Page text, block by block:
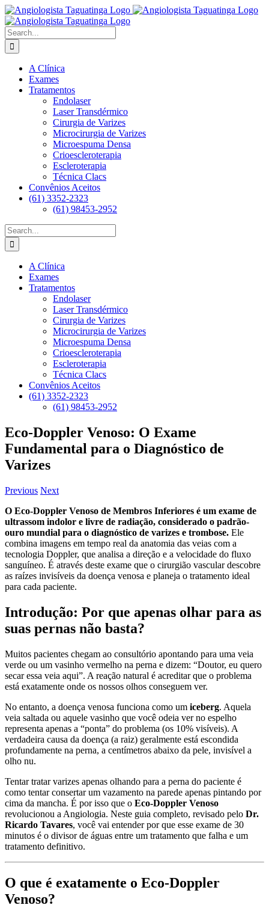
Skip
to
content
Search
for:
A Clínica
Exames
Tratamentos
Endolaser
Laser Transdérmico
Cirurgia de Varizes
Microcirurgia de Varizes
Microespuma Densa
Crioescleroterapia
Escleroterapia
Técnica Clacs
Convênios Aceitos
(61) 3352-2323
(61) 98453-2952
Search
for:
A Clínica
Exames
Tratamentos
Endolaser
Laser Transdérmico
Cirurgia de Varizes
Microcirurgia de Varizes
Microespuma Densa
Crioescleroterapia
Escleroterapia
Técnica Clacs
Convênios Aceitos
(61) 3352-2323
(61) 98453-2952
Eco-Doppler Venoso: O Exame
Fundamental para o Diagnóstico de
Varizes
Previous Next
O Eco-Doppler Venoso de Membros Inferiores é um exame de
ultrassom indolor e livre de radiação, considerado o padrão-
ouro mundial para o diagnóstico de varizes e trombose. Ele
combina imagens em tempo real da anatomia das veias com a
tecnologia Doppler, que analisa a direção e a velocidade do fluxo
sanguíneo. É através deste exame que o cirurgião vascular descobre
as raízes invisíveis da doença venosa e planeja o tratamento ideal
para cada paciente.
Introdução: Por que apenas olhar para as
suas pernas não basta?
Muitos pacientes chegam ao consultório apontando para uma veia
verde ou um vasinho vermelho na perna e dizem: “Doutor, eu quero
secar essa veia aqui”. A reação natural é acreditar que o problema
está exatamente onde os nossos olhos conseguem ver.
No entanto, a doença venosa funciona como um iceberg. Aquela
veia saltada ou aquele vasinho que você odeia ver no espelho
representa apenas a “ponta” do problema (os 10% visíveis). A
verdadeira causa da doença (a raiz) geralmente está escondida
profundamente na perna, a centímetros abaixo da pele, invisível a
olho nu.
Tentar tratar varizes apenas olhando para a perna do paciente é
como tentar consertar um vazamento na parede apenas pintando por
cima da mancha. É por isso que o Eco-Doppler Venoso
revolucionou a Angiologia. Neste guia completo, revisado pelo Dr.
Ricardo Tavares, você vai entender por que esse exame de 30
minutos é o divisor de águas entre um tratamento que falha e um
tratamento definitivo.
O que é exatamente o Eco-Doppler
Venoso?